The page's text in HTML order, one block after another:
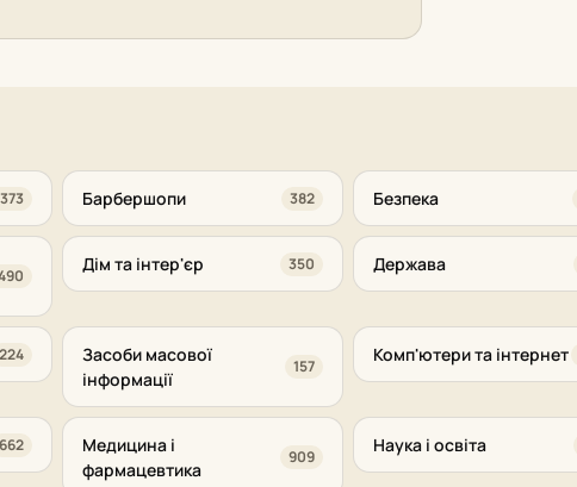
Барбершопи 382 Безпека
Дім та інтер'єр 350 Держава
224
Засоби масової
інформації
157
Комп'ютери та інтернет
662
Медицина і
фармацевтика
909
Наука і освіта